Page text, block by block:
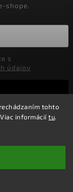
tohto
informáciítu.
shope.
údajov
vyhradené.